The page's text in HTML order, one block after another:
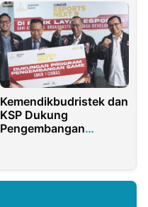
Kemendikbudristek dan
KSP Dukung
Pengembangan